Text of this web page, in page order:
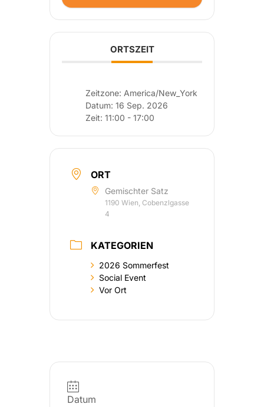
ORTSZEIT
Zeitzone: America/New_York
Datum: 16 Sep. 2026
Zeit: 11:00 - 17:00
ORT
Gemischter Satz
1190 Wien, Cobenzlgasse
4
KATEGORIEN
2026 Sommerfest
Social Event
Vor Ort
Datum